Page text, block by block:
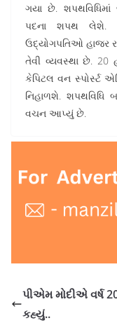
ગયા છે. શપથવિધિમાં
પદના શપથ લેશે.
ઉદ્યોગપતિઓ હાજર
તેવી વ્યવસ્થા છે. 20
કેપિટલ વન સ્પોર્સ્ટ
નિહાળશે. શપથવિધિ
વચન આપ્યું છે.
પીએમ મોદીએ વર્ષ
કહ્યું..